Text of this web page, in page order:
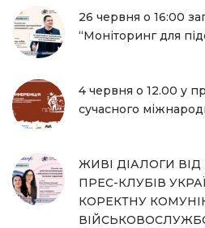
26 червня о 16:00
“Моніторинг для
4 червня о 12.00 у
сучасного
ЖИВІ ДІАЛОГИ
ПРЕС-КЛУБІВ
КОРЕКТНУ